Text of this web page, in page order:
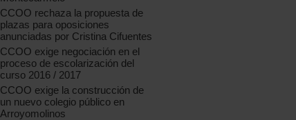
CCOO rechaza la propuesta de
plazas para oposiciones
anunciadas por Cristina Cifuentes
CCOO exige negociación en el
proceso de escolarización del
curso 2016 / 2017
CCOO exige la construcción de
un nuevo colegio público en
Arroyomolinos